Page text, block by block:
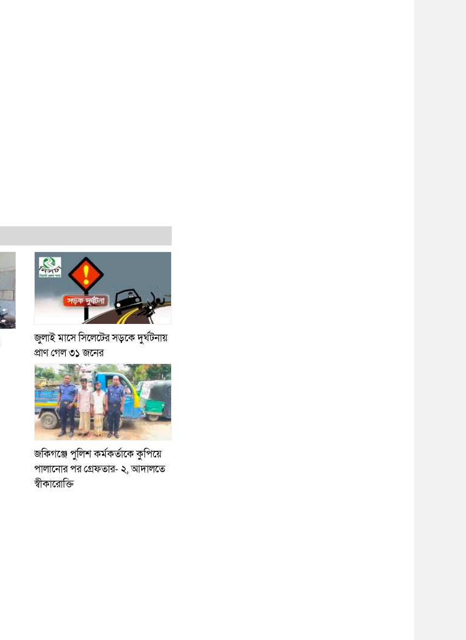
জুলাই মাসে সিলেটের সড়কে দুর্ঘটনায়
প্রাণ গেল ৩১ জনের
জকিগঞ্জে পুলিশ কর্মকর্তাকে কুপিয়ে
পালানোর পর গ্রেফতার- ২, আদালতে
স্বীকারোক্তি